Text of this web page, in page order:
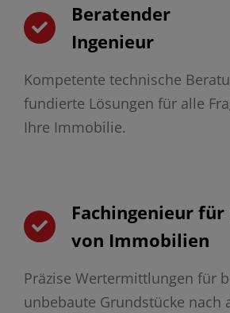
Beratender
Ingenieur
Kompetente technische
fundierte Lösungen für alle
Ihre Immobilie.
Fachingenieur
von Immobilien
Präzise Wertermittlungen für
unbebaute Grundstücke nach